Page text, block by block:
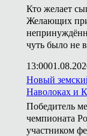
Кто желает
Желающих
чуть было не
13:00
Новый
Наволоках и
Победитель
чемпионата
участником